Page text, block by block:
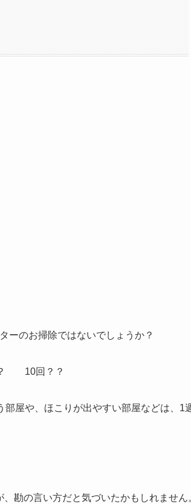
ーのお掃除ではないでしょうか？
10回？？
屋や、ほこりが出やすい部屋などは、1
勘の言い方だと気づいたかもしれません